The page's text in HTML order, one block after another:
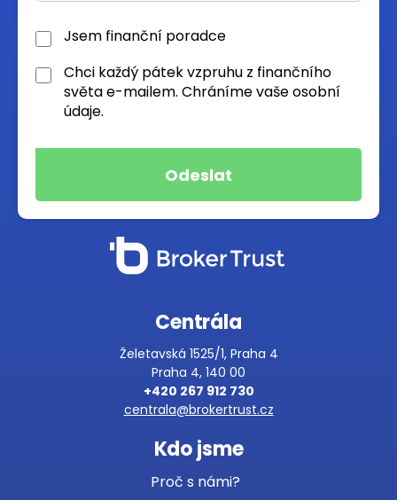
Jsem finanční poradce
Chci každý pátek vzpruhu z finančního
světa e-mailem. Chráníme vaše osobní
údaje.
Centrála
Želetavská 1525/1, Praha 4
Praha 4, 140 00
+420 267 912 730
centrala@brokertrust.cz
Kdo jsme
Proč s námi?